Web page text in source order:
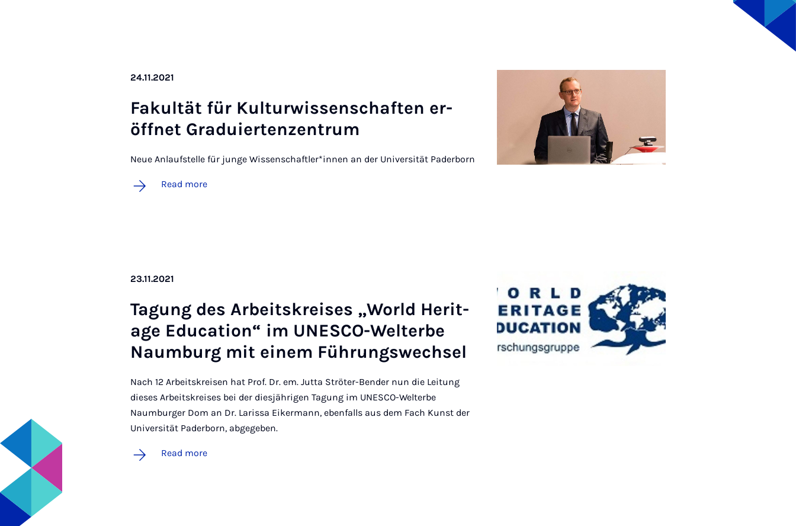
24.11.2021
Fak­ultät für Kul­tur­wis­senschaften er­
öffnet Graduier­ten­zen­trum
Neue Anlaufstelle für junge Wissenschaftler*innen an der Universität Paderborn
Read more
23.11.2021
Ta­gung des Arbeit­skre­ises „World Her­it­
age Edu­ca­tion“ im UN­ESCO-Wel­terbe
Naum­burg mit einem Führung­swech­sel
Nach 12 Arbeitskreisen hat Prof. Dr. em. Jutta Ströter-Bender nun die Leitung
dieses Arbeitskreises bei der diesjährigen Tagung im UNESCO-Welterbe
Naumburger Dom an Dr. Larissa Eikermann, ebenfalls aus dem Fach Kunst der
Universität Paderborn, abgegeben.
Read more